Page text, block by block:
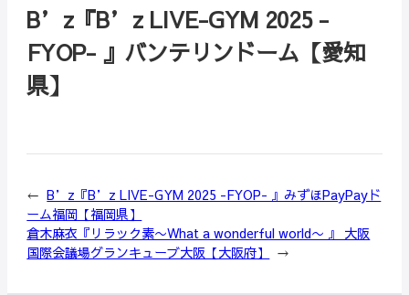
B’z『B’z LIVE-GYM 2025 -
FYOP- 』バンテリンドーム【愛知
県】
← B’z『B’z LIVE-GYM 2025 -FYOP- 』みずほPayPayド
ーム福岡【福岡県】
倉木麻衣『リラック素〜What a wonderful world〜 』 大阪
国際会議場グランキューブ大阪【大阪府】
→